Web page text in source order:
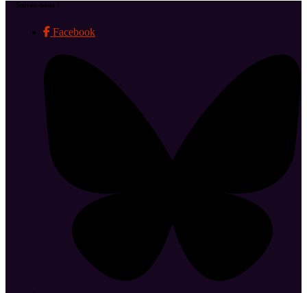
Suivez-nous !
Facebook